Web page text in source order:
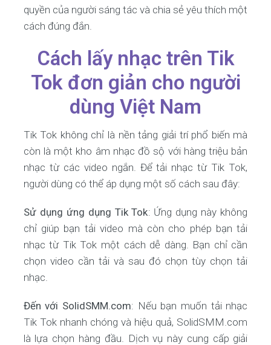
quyền của người sáng tác và chia sẻ yêu thích một
cách đúng đắn.
Cách lấy nhạc trên Tik
Tok đơn giản cho người
dùng Việt Nam
Tik Tok không chỉ là nền tảng giải trí phổ biến mà
còn là một kho âm nhạc đồ sộ với hàng triệu bản
nhạc từ các video ngắn. Để tải nhạc từ Tik Tok,
người dùng có thể áp dụng một số cách sau đây:
Sử dụng ứng dụng Tik Tok: Ứng dụng này không
chỉ giúp bạn tải video mà còn cho phép bạn tải
nhạc từ Tik Tok một cách dễ dàng. Bạn chỉ cần
chọn video cần tải và sau đó chọn tùy chọn tải
nhạc.
Đến với SolidSMM.com: Nếu bạn muốn tải nhạc
Tik Tok nhanh chóng và hiệu quả, SolidSMM.com
là lựa chọn hàng đầu. Dịch vụ này cung cấp giải